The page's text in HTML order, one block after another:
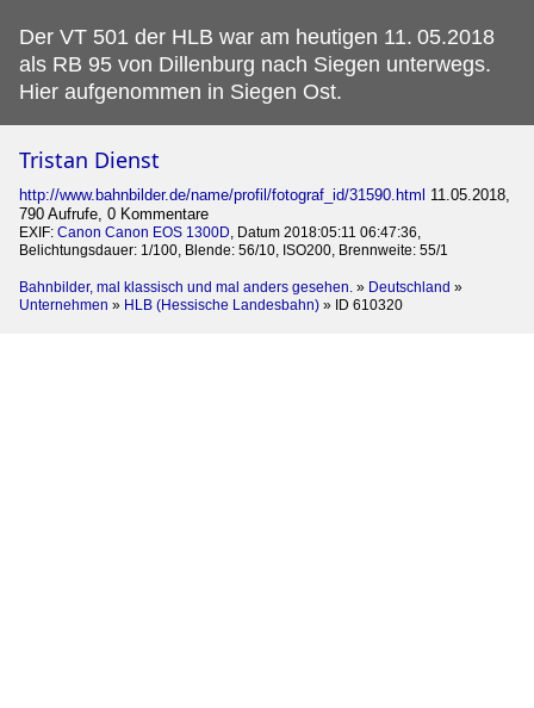
Der VT 501 der HLB war am heutigen 11. 05.2018
als RB 95 von Dillenburg nach Siegen unterwegs.
Hier aufgenommen in Siegen Ost.
Tristan Dienst
http://www.bahnbilder.de/name/profil/fotograf_id/31590.html 11.05.2018,
790 Aufrufe, 0 Kommentare
EXIF: Canon Canon EOS 1300D, Datum 2018:05:11 06:47:36,
Belichtungsdauer: 1/100, Blende: 56/10, ISO200, Brennweite: 55/1
Bahnbilder, mal klassisch und mal anders gesehen. » Deutschland »
Unternehmen » HLB (Hessische Landesbahn) » ID 610320